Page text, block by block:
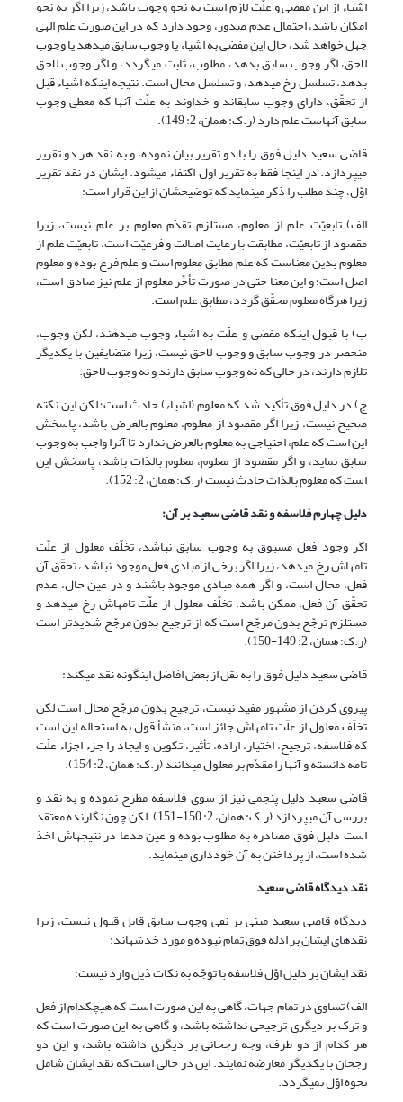
اشیاء از این مفضی و علّت لازم است به نحو وجوب باشد، زیرا اگر به نحو
امکان باشد، احتمال عدم صدور، وجود دارد که در این صورت علم الهی
جهل خواهد شد، حال این مفضی به اشیاء یا وجوب سابق می‏دهد یا وجوب
لاحق، اگر وجوب سابق بدهد، مطلوب، ثابت می‏گردد، و اگر وجوب لاحق
بدهد، تسلسل رخ می‏دهد، و تسلسل محال است. نتیجه این‏که اشیاء قبل
از تحقّق، دارای وجوب سابق‏اند و خداوند به علّت آنها که معطی وجوب
سابق آنهاست علم دارد (ر.ک: همان، 2: 149).
قاضی سعید دلیل فوق را با دو تقریر بیان نموده، و به نقد هر دو تقریر
می‏پردازد. در اینجا فقط به تقریر اول اکتفاء می‏شود. ایشان در نقد تقریر
اوّل، چند مطلب را ذکر می‏نماید که توضیح‏شان از این قرار است:
الف) تابعیّت علم از معلوم، مستلزم تقدّم معلوم بر علم نیست، زیرا
مقصود از تابعیّت، مطابقت با رعایت اصالت و فرعیّت است، تابعیّت علم از
معلوم بدین معناست که علم مطابق معلوم است و علم فرع بوده و معلوم
اصل است؛ و این معنا حتی در صورت تأخّر معلوم از علم نیز صادق است،
زیرا هرگاه معلوم محقّق گردد، مطابق علم است.
ب) با قبول اینکه مفضی و علّت به اشیاء وجوب می‏دهند، لکن وجوب،
منحصر در وجوب سابق و وجوب لاحق نیست، زیرا متضایفین با یکدیگر
تلازم دارند، در حالی که نه وجوب سابق دارند و نه وجوب لاحق.
ج) در دلیل فوق تأکید شد که معلوم (اشیاء) حادث است؛ لکن این نکته
صحیح نیست، زیرا اگر مقصود از معلوم، معلوم بالعرض باشد، پاسخش
این است که علم، احتیاجی به معلوم بالعرض ندارد تا آن‏را واجب به وجوب
سابق نماید، و اگر مقصود از معلوم، معلوم بالذات باشد، پاسخش این
است که معلوم بالذات حادث نیست (ر.ک: همان، 2: 152).
دلیل چهارم فلاسفه و نقد قاضی سعید بر آن:
اگر وجود فعل مسبوق به وجوب سابق نباشد، تخلّف معلول از علّت
تامه‏اش رخ می‏دهد، زیرا اگر برخی از مبادی فعل موجود نباشد، تحقّق آن
فعل، محال است، و اگر همه مبادی موجود باشند و در عین حال، عدم
تحقّق آن فعل، ممکن باشد، تخلّف معلول از علّت تامه‏اش رخ می‏دهد و
مستلزم ترجّح بدون مرجّح است که از ترجیح بدون مرجّح شدیدتر است
(ر.ک: همان، 2: 149-150).
قاضی سعید دلیل فوق را به نقل از بعض افاضل اینگونه نقد می‏کند:
پیروی کردن از مشهور مفید نیست، ترجیح بدون مرجّح محال است لکن
تخلّف معلول از علّت تامه‏اش جائز است، منشأ قول به استحاله این است
که فلاسفه، ترجیح، اختیار، اراده، تأثیر، تکوین و ایجاد را جزء اجزاء علّت
تامه دانسته و آنها را مقدّم بر معلول می‏دانند (ر.ک: همان، 2: 154).
قاضی سعید دلیل پنجمی نیز از سوی فلاسفه مطرح نموده و به نقد و
بررسی آن می‏پردازد (ر.ک: همان، 2: 150-151). لکن چون نگارنده معتقد
است دلیل فوق مصادره به مطلوب بوده و عین مدعا در نتیجه‏اش اخذ
شده است، از پرداختن به آن خودداری می‏نماید.
نقد دیدگاه قاضی سعید
دیدگاه قاضی سعید مبنی بر نفی وجوب سابق قابل قبول نیست، زیرا
نقدهای ایشان بر ادله فوق تمام نبوده و مورد خدشه‏اند:
نقد ایشان بر دلیل اوّل فلاسفه با توجّه به نکات ذیل وارد نیست:
الف) تساوی در تمام جهات، گاهی به این صورت است که هیچ‏کدام از فعل
و ترک بر دیگری ترجیحی نداشته باشد، و گاهی به این صورت است که
هر کدام از دو طرف، وجه رجحانی بر دیگری داشته باشد، و این دو
رجحان با یکدیگر معارضه نمایند. این در حالی است که نقد ایشان شامل
نحوه اوّل نمی‏گردد.